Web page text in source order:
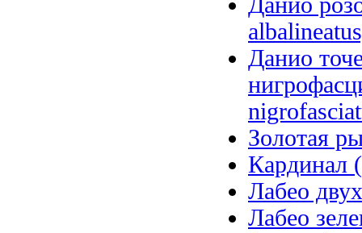
Данио
Золотая
Кардинал
Лабео
Лабео